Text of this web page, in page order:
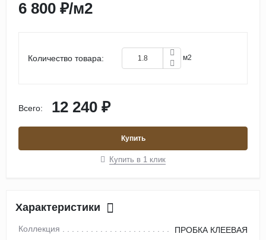
6 800 ₽/м2
Количество товара: м2
Всего: 12 240 ₽
Купить
Купить в 1 клик
Характеристики
Коллекция
ПРОБКА КЛЕЕВАЯ